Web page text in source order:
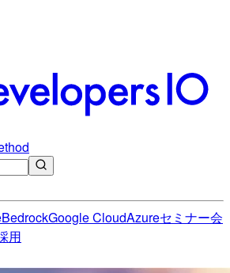
BedrockGoogle CloudAzureセミナー会
用